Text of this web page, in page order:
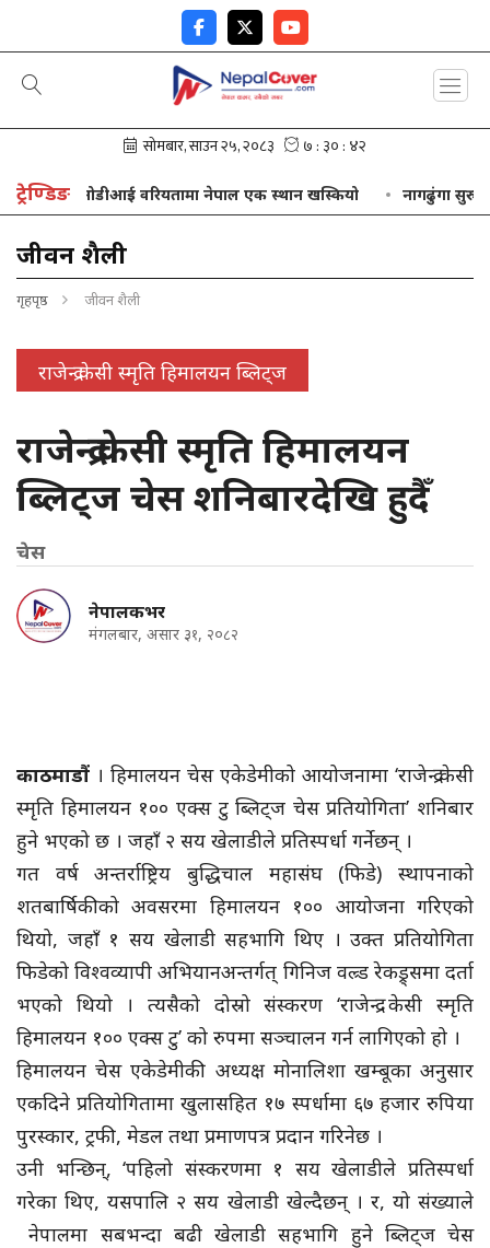
ट्रेण्डिङ
ओडीआई वरियतामा नेपाल एक स्थान खस्कियो नागढुंगा
जीवन शैली
गृहपृष्ठ जीवन शैली
राजेन्द्र केसी स्मृति हिमालयन ब्लिट्ज
राजेन्द्र केसी स्मृति हिमालयन
ब्लिट्ज चेस शनिबारदेखि हुदैँ
चेस
नेपालकभर
मंगलबार, असार ३१, २०८२
काठमाडौं । हिमालयन चेस एकेडेमीको आयोजनामा ‘राजेन्द्र केसी
स्मृति हिमालयन १०० एक्स टु ब्लिट्ज चेस प्रतियोगिता’ शनिबार
हुने भएको छ । जहाँ २ सय खेलाडीले प्रतिस्पर्धा गर्नेछन् ।
गत वर्ष अन्तर्राष्ट्रिय बुद्धिचाल महासंघ (फिडे) स्थापनाको
शतबार्षिकीको अवसरमा हिमालयन १०० आयोजना गरिएको
थियो, जहाँ १ सय खेलाडी सहभागि थिए । उक्त प्रतियोगिता
फिडेको विश्वव्यापी अभियानअन्तर्गत् गिनिज वल्र्ड रेकड्र्समा दर्ता
भएको थियो । त्यसैको दोस्रो संस्करण ‘राजेन्द्र केसी स्मृति
हिमालयन १०० एक्स टु’ को रुपमा सञ्चालन गर्न लागिएको हो ।
हिमालयन चेस एकेडेमीकी अध्यक्ष मोनालिशा खम्बूका अनुसार
एकदिने प्रतियोगितामा खुलासहित १७ स्पर्धामा ६७ हजार रुपिया
पुरस्कार, ट्रफी, मेडल तथा प्रमाणपत्र प्रदान गरिनेछ ।
उनी भन्छिन्, ‘पहिलो संस्करणमा १ सय खेलाडीले प्रतिस्पर्धा
गरेका थिए, यसपालि २ सय खेलाडी खेल्दैछन् । र, यो संख्याले
नेपालमा सबभन्दा बढी खेलाडी सहभागि हुने ब्लिट्ज चेस